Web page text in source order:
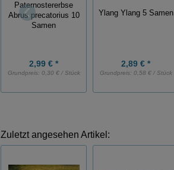
Paternostererbse
Abrus precatorius 10
Samen
2,99 € *
Grundpreis: 0,30 € / Stück
Ylang Ylang 5 Samen
2,89 € *
Grundpreis: 0,58 € / Stück
Zuletzt angesehen Artikel: